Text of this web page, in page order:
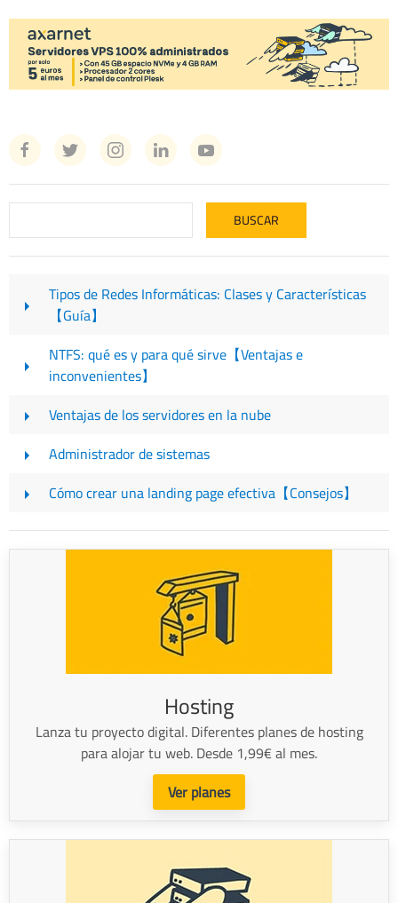
Tipos de Redes Informáticas: Clases y Características
【Guía】
NTFS: qué es y para qué sirve【Ventajas e
inconvenientes】
Ventajas de los servidores en la nube
Administrador de sistemas
Cómo crear una landing page efectiva【Consejos】
Hosting
Lanza tu proyecto digital. Diferentes planes de hosting
para alojar tu web. Desde 1,99€ al mes.
Ver planes